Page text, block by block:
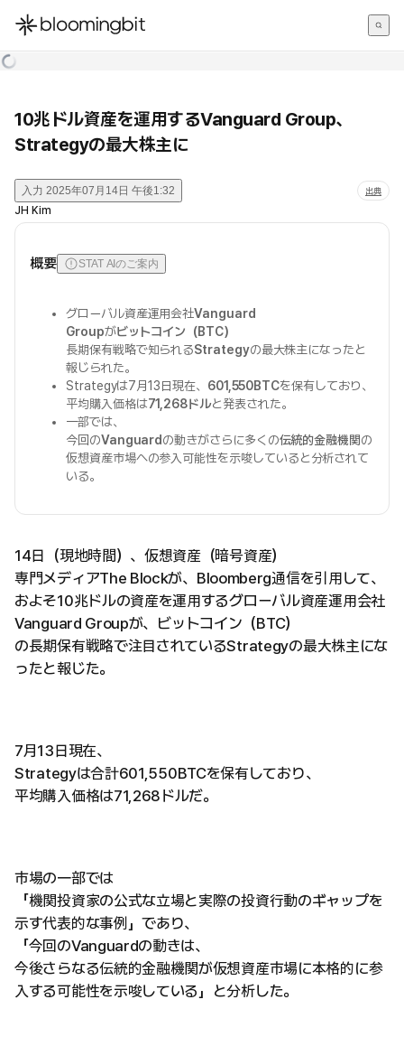
한국어
10兆ドル資産を運用するVanguard Group、
Strategyの最大株主に
入力 2025年07月14日 午後1:32 出典
JH Kim
概要 STAT AIのご案内
グローバル資産運用会社Vanguard
Groupがビットコイン（BTC）
長期保有戦略で知られるStrategyの最大株主になったと
報じられた。
Strategyは7月13日現在、 601,550BTCを保有しており、
平均購入価格は71,268ドルと発表された。
一部では、
今回のVanguardの動きがさらに多くの伝統的金融機関の
仮想資産市場への参入可能性を示唆していると分析されて
いる。
14日（現地時間）、仮想資産（暗号資産）
専門メディアThe Blockが、Bloomberg通信を引用して、
およそ10兆ドルの資産を運用するグローバル資産運用会社
Vanguard Groupが、ビットコイン（BTC）
の長期保有戦略で注目されているStrategyの最大株主にな
ったと報じた。
7月13日現在、
Strategyは合計601,550BTCを保有しており、
平均購入価格は71,268ドルだ。
市場の一部では
「機関投資家の公式な立場と実際の投資行動のギャップを
示す代表的な事例」であり、
「今回のVanguardの動きは、
今後さらなる伝統的金融機関が仮想資産市場に本格的に参
入する可能性を示唆している」と分析した。